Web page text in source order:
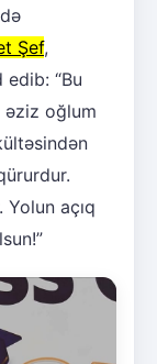
Şef,
“Bu
əziz oğlum
Yolun açıq